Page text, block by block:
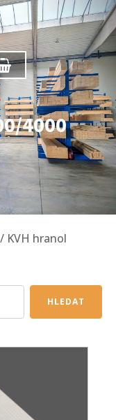
4000
/ KVH hranol
HLEDAT